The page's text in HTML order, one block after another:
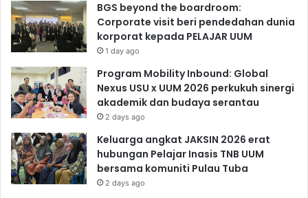
BGS beyond the boardroom:
Corporate visit beri pendedahan dunia
korporat kepada PELAJAR UUM
1 day ago
Program Mobility Inbound: Global
Nexus USU x UUM 2026 perkukuh sinergi
akademik dan budaya serantau
2 days ago
Keluarga angkat JAKSIN 2026 erat
hubungan Pelajar Inasis TNB UUM
bersama komuniti Pulau Tuba
2 days ago